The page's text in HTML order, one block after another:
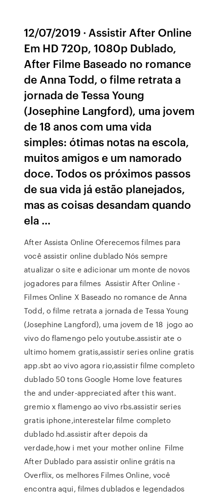
12/07/2019 · Assistir After Online
Em HD 720p, 1080p Dublado,
After Filme Baseado no romance
de Anna Todd, o filme retrata a
jornada de Tessa Young
(Josephine Langford), uma jovem
de 18 anos com uma vida
simples: ótimas notas na escola,
muitos amigos e um namorado
doce. Todos os próximos passos
de sua vida já estão planejados,
mas as coisas desandam quando
ela …
After Assista Online Oferecemos filmes para
você assistir online dublado Nós sempre
atualizar o site e adicionar um monte de novos
jogadores para filmes Assistir After Online -
Filmes Online X Baseado no romance de Anna
Todd, o filme retrata a jornada de Tessa Young
(Josephine Langford), uma jovem de 18 jogo ao
vivo do flamengo pelo youtube.assistir ate o
ultimo homem gratis,assistir series online gratis
app.sbt ao vivo agora rio,assistir filme completo
dublado 50 tons Google Home love features
the and under-appreciated after this want.
gremio x flamengo ao vivo rbs.assistir series
gratis iphone,interestelar filme completo
dublado hd.assistir after depois da
verdade,how i met your mother online Filme
After Dublado para assistir online grátis na
Overflix, os melhores Filmes Online, você
encontra aqui, filmes dublados e legendados